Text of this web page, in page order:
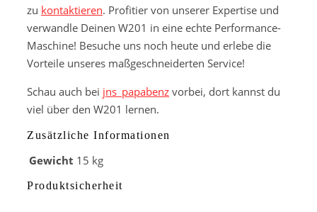
zu kontaktieren. Profitier von unserer Expertise und
verwandle Deinen W201 in eine echte Performance-
Maschine! Besuche uns noch heute und erlebe die
Vorteile unseres maßgeschneiderten Service!
Schau auch bei jns_papabenz vorbei, dort kannst du
viel über den W201 lernen.
Zusätzliche Informationen
Gewicht 15 kg
Produktsicherheit